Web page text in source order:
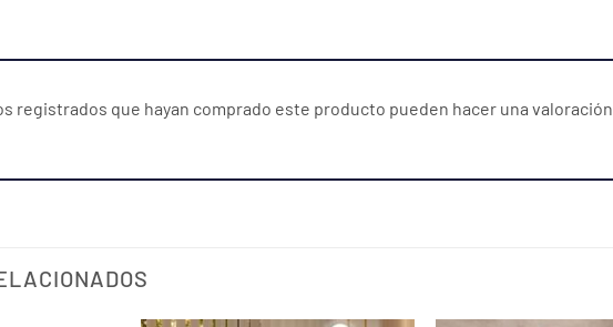
registrados que hayan comprado este producto pueden hacer una valoración.